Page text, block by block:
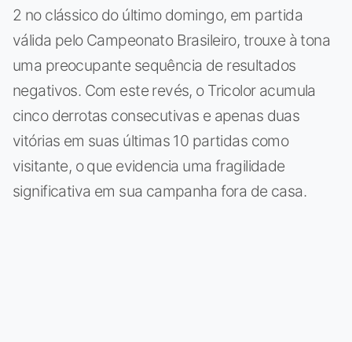
2 no clássico do último domingo, em partida
válida pelo Campeonato Brasileiro, trouxe à tona
uma preocupante sequência de resultados
negativos. Com este revés, o Tricolor acumula
cinco derrotas consecutivas e apenas duas
vitórias em suas últimas 10 partidas como
visitante, o que evidencia uma fragilidade
significativa em sua campanha fora de casa.